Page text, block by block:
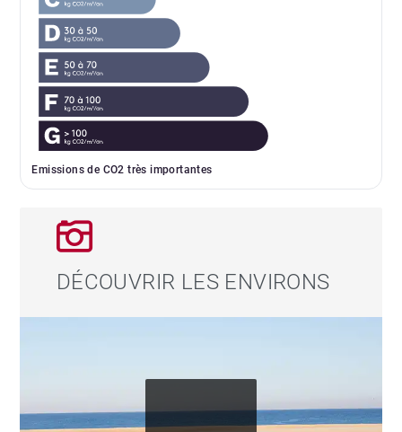
Emissions de CO2 très importantes
DÉCOUVRIR LES ENVIRONS